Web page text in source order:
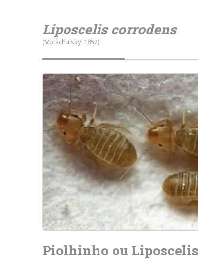
Liposcelis corrodens
(Motschulsky, 1852)
Piolhinho ou Liposcelis